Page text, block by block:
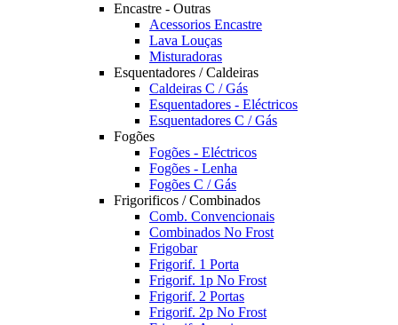
Encastre - Outras
Acessorios Encastre
Lava Louças
Misturadoras
Esquentadores / Caldeiras
Caldeiras C / Gás
Esquentadores - Eléctricos
Esquentadores C / Gás
Fogões
Fogões - Eléctricos
Fogões - Lenha
Fogões C / Gás
Frigorificos / Combinados
Comb. Convencionais
Combinados No Frost
Frigobar
Frigorif. 1 Porta
Frigorif. 1p No Frost
Frigorif. 2 Portas
Frigorif. 2p No Frost